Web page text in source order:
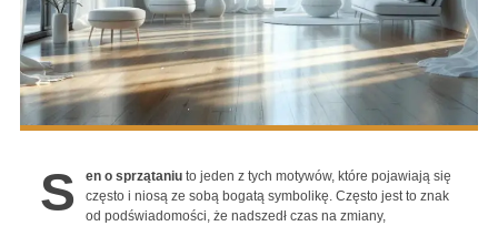
S en o sprzątaniu to jeden z tych motywów, które pojawiają się
często i niosą ze sobą bogatą symbolikę. Często jest to znak
od podświadomości, że nadszedł czas na zmiany,